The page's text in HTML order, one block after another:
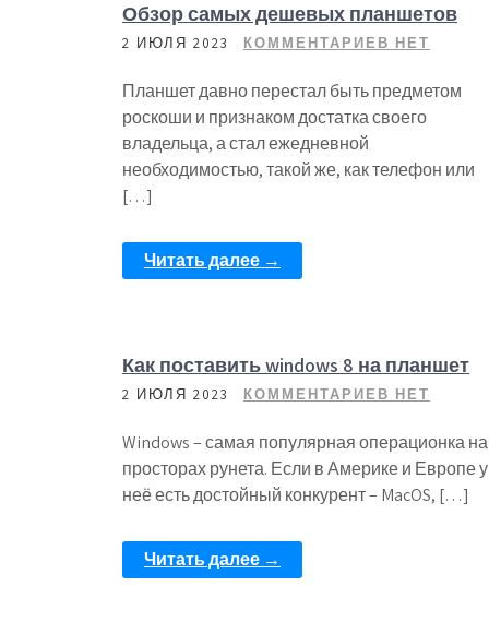
Обзор самых дешевых планшетов
2 ИЮЛЯ 2023 КОММЕНТАРИЕВ НЕТ
Планшет давно перестал быть предметом
роскоши и признаком достатка своего
владельца, а стал ежедневной
необходимостью, такой же, как телефон или
[…]
Читать далее →
Как поставить windows 8 на планшет
2 ИЮЛЯ 2023 КОММЕНТАРИЕВ НЕТ
Windows – самая популярная операционка на
просторах рунета. Если в Америке и Европе у
неё есть достойный конкурент – MacOS, […]
Читать далее →